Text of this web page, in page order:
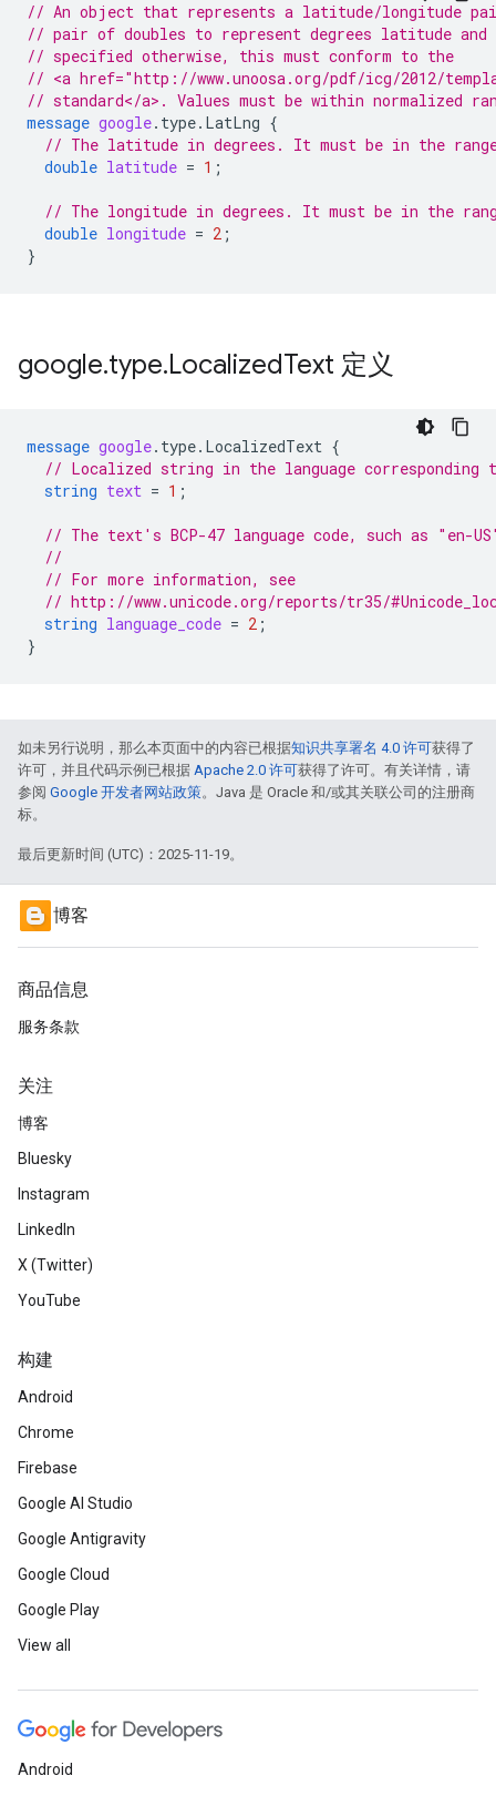
// An object that represents a latitude/longitude
// pair of doubles to represent degrees latitude and
// specified otherwise, this must conform to the
// <a href="http://www.unoosa.org/pdf/icg/2012/
// standard</a>. Values must be within normalized
message google. type.LatLng {
// The latitude in degrees. It must be in the
double latitude = 1 ;
// The longitude in degrees. It must be in the
double longitude = 2 ;
}
google.type.LocalizedText 定义
message google. type.LocalizedText {
// Localized string in the language corresponding
string text = 1 ;
// The text's BCP-47 language code, such as "en-
//
// For more information, see
// http://www.unicode.org/reports/tr35/
string language_code = 2 ;
}
如未另行说明，那么本页面中的内容已根据知识共享署名 4.0 许可获得了
许可，并且代码示例已根据 Apache 2.0 许可获得了许可。有关详情，请
参阅 Google 开发者网站政策。Java 是 Oracle 和/或其关联公司的注册商
标。
最后更新时间 (UTC)：2025-11-19。
博客
商品信息
服务条款
关注
博客
Bluesky
Instagram
LinkedIn
X (Twitter)
YouTube
构建
Android
Chrome
Firebase
Google AI Studio
Google Antigravity
Google Cloud
Google Play
View all
Android